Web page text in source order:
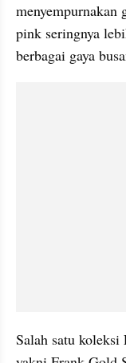
menyempurnakan
pink seringnya
berbagai gaya
Salah satu